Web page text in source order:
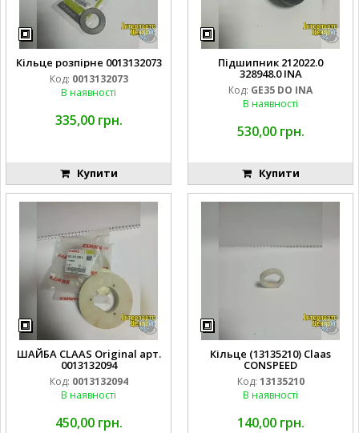
Кільце розпірне 0013132073
Код: 0013132073
В наявності
335,00 грн.
Купити
Підшипник 212022.0
328948.0 INA
Код: GE35 DO INA
В наявності
530,00 грн.
Купити
ШАЙБА CLAAS Original арт.
0013132094
Код: 0013132094
В наявності
450,00 грн.
Кільце (13135210) Claas
CONSPEED
Код: 13135210
В наявності
140,00 грн.